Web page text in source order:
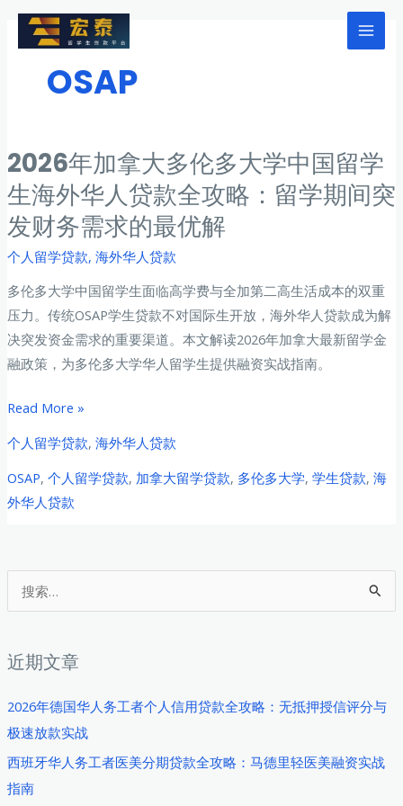
Main
索
近期文章
2026年德国华人务工者个人信用贷款全攻略：无抵押授信评分与
极速放款实战
西班牙华人务工者医美分期贷款全攻略：马德里轻医美融资实战
指南
OSAP
2026年加拿大多伦多大学中国留学
生海外华人贷款全攻略：留学期间突
发财务需求的最优解
个人留学贷款, 海外华人贷款
多伦多大学中国留学生面临高学费与全加第二高生活成本的双重
压力。传统OSAP学生贷款不对国际生开放，海外华人贷款成为解
决突发资金需求的重要渠道。本文解读2026年加拿大最新留学金
融政策，为多伦多大学华人留学生提供融资实战指南。
2026
加
拿
大
多
中
国
留
学
海
外
Read More »
个人留学贷款, 海外华人贷款
OSAP, 个人留学贷款, 加拿大留学贷款, 多伦多大学, 学生贷款, 海
外华人贷款